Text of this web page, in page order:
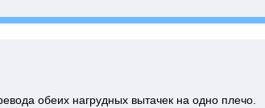
обеих нагрудных вытачек на одно плечо.